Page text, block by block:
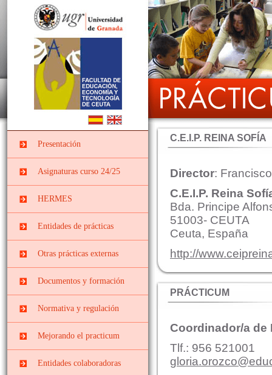
Presentación
Asignaturas curso 24/25
PRÁCTICUM I DEL
GRADO EN
EDUCACIÓN INFANTIL
PII-Grado Ed.Infantil[4º]
PRÁCTICUM I DEL
PRIMARIA
mención]
de Educación Social
HERMES
Entidades de prácticas
Instituciones
socieducativas
Centros docentes
Otras prácticas externas
Prácticas
EXTRACURRICULARES
Prácticas ERASMUS
Documentos y formación
Cursos, congresos y
jornadas
Documentos y Tutoriales
Normativa y regulación
Convenios y Órdenes
Reguladoras
Comisiones
Mejorando el practicum
Datos y cifras de cursos
anteriores
Entidades colaboradoras
C.E.I.P. REINA SOFÍA
Director:
C.E.I.P. Reina
Bda. Principe
51003- CEUTA
Ceuta, España
http://
PRÁCTICUM
Coordinador/a de
Tlf.: 956 521001